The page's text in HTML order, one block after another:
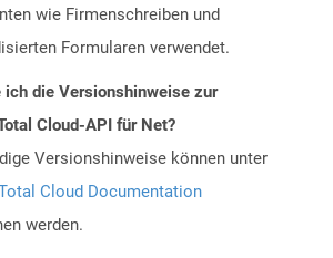
wie Firmenschreiben und
Formularen verwendet.
ich die Versionshinweise zur
Cloud-API für Net?
Versionshinweise können unter
Cloud Documentation
werden.